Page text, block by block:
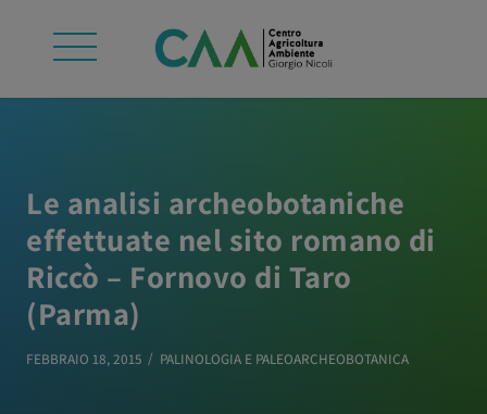
Le analisi archeobotaniche
effettuate nel sito romano di
Riccò – Fornovo di Taro
(Parma)
FEBBRAIO 18, 2015 PALINOLOGIA E PALEOARCHEOBOTANICA